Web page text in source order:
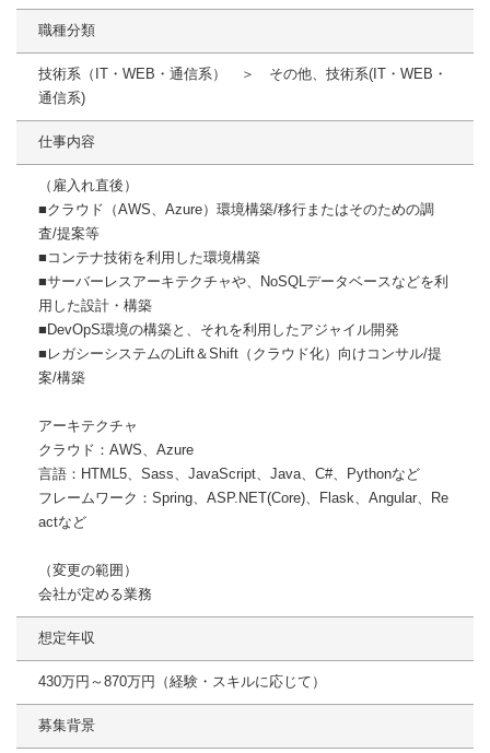
職種分類
技術系（IT・WEB・通信系） ＞ その他、技術系(IT・WEB・
通信系)
仕事内容
（雇入れ直後）
■クラウド（AWS、Azure）環境構築/移行またはそのための調
査/提案等
■コンテナ技術を利用した環境構築
■サーバーレスアーキテクチャや、NoSQLデータベースなどを利
用した設計・構築
■DevOpS環境の構築と、それを利用したアジャイル開発
■レガシーシステムのLift＆Shift（クラウド化）向けコンサル/提
案/構築
アーキテクチャ
クラウド：AWS、Azure
言語：HTML5、Sass、JavaScript、Java、C#、Pythonなど
フレームワーク：Spring、ASP.NET(Core)、Flask、Angular、Re
actなど
（変更の範囲）
会社が定める業務
想定年収
430万円～870万円（経験・スキルに応じて）
募集背景